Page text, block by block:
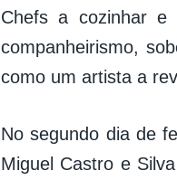
Chefs a cozinhar e
companheirismo,
como um artista a
No segundo dia de
Miguel Castro e